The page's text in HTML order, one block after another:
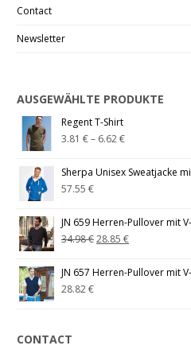
Contact
Newsletter
AUSGEWÄHLTE PRODUKTE
Regent T-Shirt
3.81€– 6.62€
Sherpa Unisex Sweatjacke
57.55€
JN 659 Herren-Pullover mit
34.98€28.85€
JN 657 Herren-Pullover mit
28.82€
CONTACT